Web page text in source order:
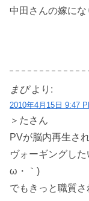
中田さんの嫁にな
まぴ より:
2010年4月15日 9:47
＞たさん
PVが脳内再生さ
ヴォーギングした
ω・｀)
でもきっと職質